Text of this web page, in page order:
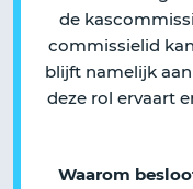
de
commissielid
blijft namelijk
deze rol ervaart
Waarom